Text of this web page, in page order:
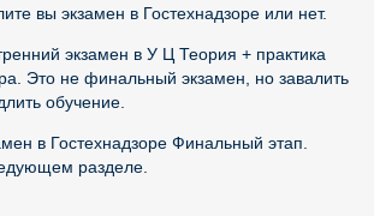
вы экзамен в Гостехнадзоре или нет.
экзамен в У Ц Теория + практика
Это не финальный экзамен, но завалить
обучение.
в Гостехнадзоре Финальный этап.
разделе.